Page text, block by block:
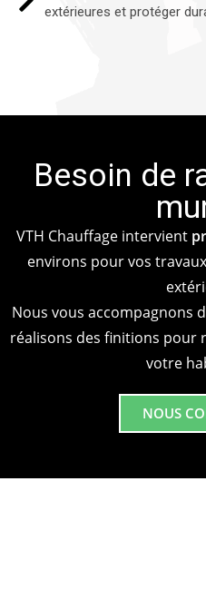
extérieures et protéger
Besoin de
VTH Chauffage intervient
environs pour vos
Nous vous accompagnons
réalisons des finitions pour
votre
NOUS